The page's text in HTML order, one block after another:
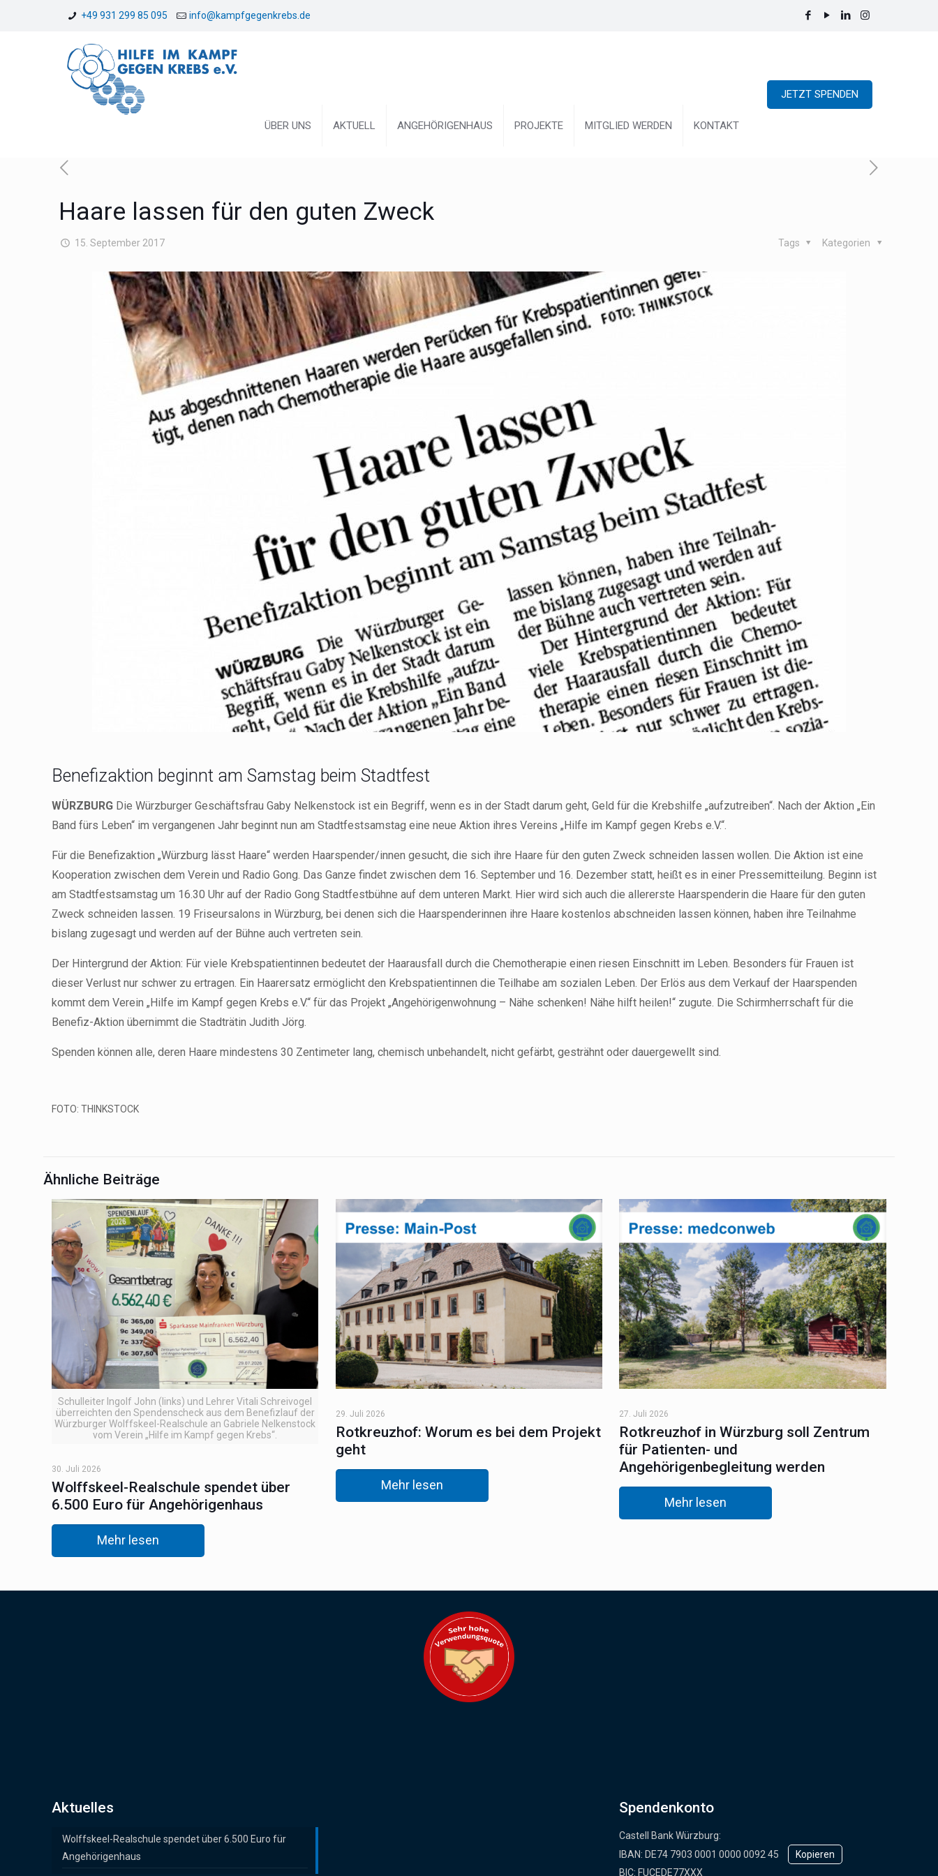
+49 931 299 85 095 info@kampfgegenkrebs.de
ÜBER UNS AKTUELL ANGEHÖRIGENHAUS PROJEKTE MITGLIED WERDEN KONTAKT
JETZT SPENDEN
Haare lassen für den guten Zweck
15. September 2017 Kategorien
Tags
Benefizaktion beginnt am Samstag beim Stadtfest
WÜRZBURG Die Würzburger Geschäftsfrau Gaby Nelkenstock ist ein Begriff, wenn es in der Stadt darum geht, Geld für die Krebshilfe „aufzutreiben“. Nach der Aktion „Ein
Band fürs Leben“ im vergangenen Jahr beginnt nun am Stadtfestsamstag eine neue Aktion ihres Vereins „Hilfe im Kampf gegen Krebs e.V.“.
Für die Benefizaktion „Würzburg lässt Haare“ werden Haarspender/innen gesucht, die sich ihre Haare für den guten Zweck schneiden lassen wollen. Die Aktion ist eine
Kooperation zwischen dem Verein und Radio Gong. Das Ganze findet zwischen dem 16. September und 16. Dezember statt, heißt es in einer Pressemitteilung. Beginn ist
am Stadtfestsamstag um 16.30 Uhr auf der Radio Gong Stadtfestbühne auf dem unteren Markt. Hier wird sich auch die allererste Haarspenderin die Haare für den guten
Zweck schneiden lassen. 19 Friseursalons in Würzburg, bei denen sich die Haarspenderinnen ihre Haare kostenlos abschneiden lassen können, haben ihre Teilnahme
bislang zugesagt und werden auf der Bühne auch vertreten sein.
Der Hintergrund der Aktion: Für viele Krebspatientinnen bedeutet der Haarausfall durch die Chemotherapie einen riesen Einschnitt im Leben. Besonders für Frauen ist
dieser Verlust nur schwer zu ertragen. Ein Haarersatz ermöglicht den Krebspatientinnen die Teilhabe am sozialen Leben. Der Erlös aus dem Verkauf der Haarspenden
kommt dem Verein „Hilfe im Kampf gegen Krebs e.V.“ für das Projekt „Angehörigenwohnung – Nähe schenken! Nähe hilft heilen!“ zugute. Die Schirmherrschaft für die
Benefiz-Aktion übernimmt die Stadträtin Judith Jörg.
Spenden können alle, deren Haare mindestens 30 Zentimeter lang, chemisch unbehandelt, nicht gefärbt, gesträhnt oder dauergewellt sind.
FOTO: THINKSTOCK
Ähnliche Beiträge
Schulleiter Ingolf John (links) und Lehrer Vitali Schreivogel
überreichten den Spendenscheck aus dem Benefizlauf der
Würzburger Wolffskeel-Realschule an Gabriele Nelkenstock
vom Verein „Hilfe im Kampf gegen Krebs“.
30. Juli 2026
Wolffskeel-Realschule spendet über
6.500 Euro für Angehörigenhaus
Mehr lesen
29. Juli 2026
Rotkreuzhof: Worum es bei dem Projekt
geht
Mehr lesen
27. Juli 2026
Rotkreuzhof in Würzburg soll Zentrum
für Patienten- und
Angehörigenbegleitung werden
Mehr lesen
Aktuelles
Wolffskeel-Realschule spendet über 6.500 Euro für
Angehörigenhaus
Spendenkonto
Castell Bank Würzburg:
IBAN: ­DE74 7903 0001 0000 0092 45
Kopieren
BIC: FUCEDE77XXX